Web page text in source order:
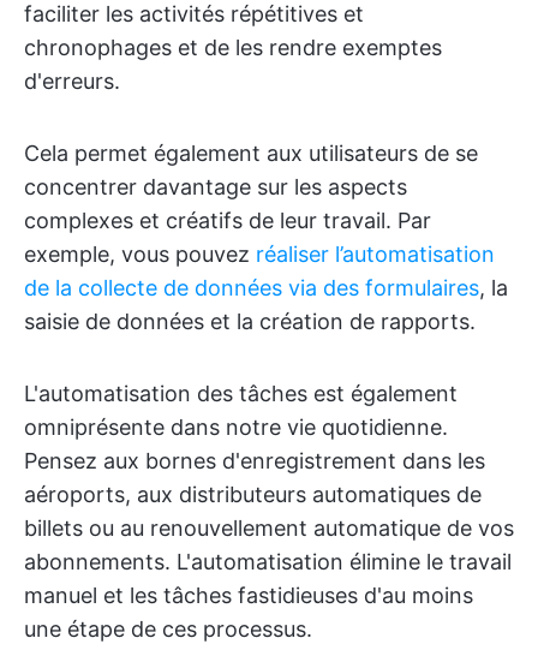
faciliter les activités répétitives et
chronophages et de les rendre exemptes
d'erreurs.
Cela permet également aux utilisateurs de se
concentrer davantage sur les aspects
complexes et créatifs de leur travail. Par
exemple, vous pouvez réaliser l’automatisation
de la collecte de données via des formulaires, la
saisie de données et la création de rapports.
L'automatisation des tâches est également
omniprésente dans notre vie quotidienne.
Pensez aux bornes d'enregistrement dans les
aéroports, aux distributeurs automatiques de
billets ou au renouvellement automatique de vos
abonnements. L'automatisation élimine le travail
manuel et les tâches fastidieuses d'au moins
une étape de ces processus.